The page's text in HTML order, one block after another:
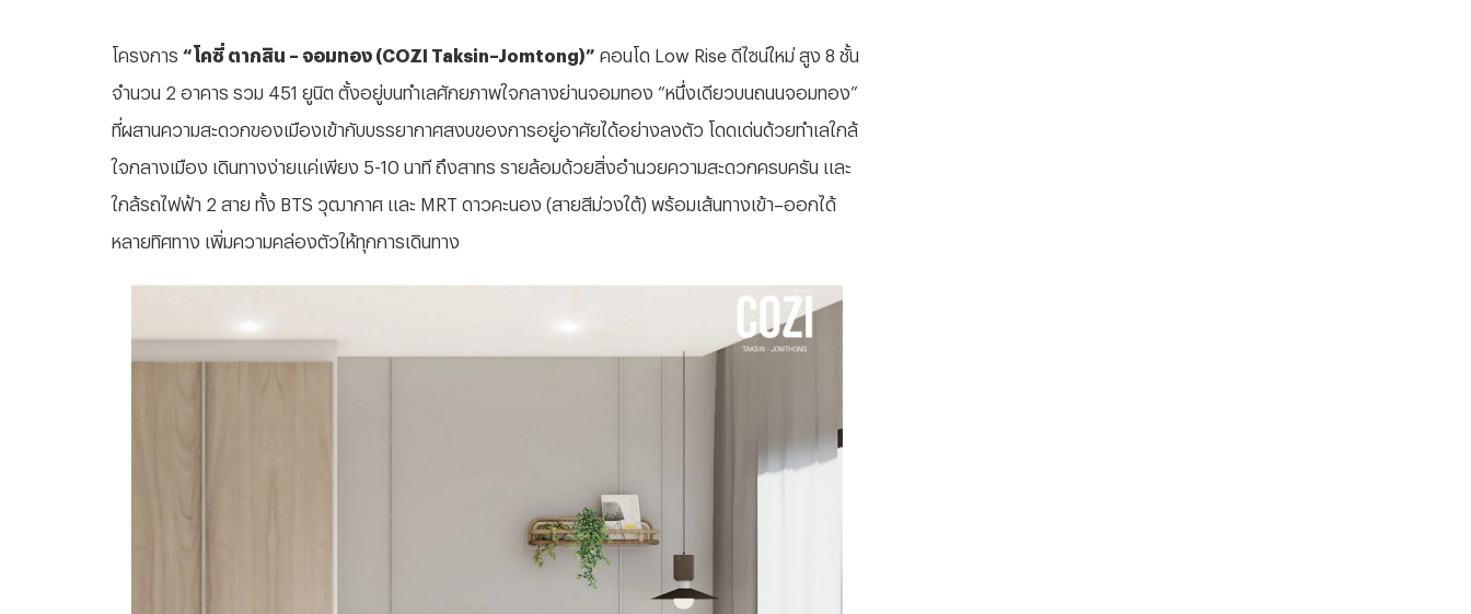
โครงการ “โคซี่ ตากสิน – จอมทอง (COZI Taksin–Jomtong)” คอนโด Low Rise ดีไซน์ใหม่ สูง 8 ชั้น
จำนวน 2 อาคาร รวม 451 ยูนิต ตั้งอยู่บนทำเลศักยภาพใจกลางย่านจอมทอง “หนึ่งเดียวบนถนนจอมทอง”
ที่ผสานความสะดวกของเมืองเข้ากับบรรยากาศสงบของการอยู่อาศัยได้อย่างลงตัว โดดเด่นด้วยทำเลใกล้
ใจกลางเมือง เดินทางง่ายแค่เพียง 5-10 นาที ถึงสาทร รายล้อมด้วยสิ่งอำนวยความสะดวกครบครัน และ
ใกล้รถไฟฟ้า 2 สาย ทั้ง BTS วุฒากาศ และ MRT ดาวคะนอง (สายสีม่วงใต้) พร้อมเส้นทางเข้า–ออกได้
หลายทิศทาง เพิ่มความคล่องตัวให้ทุกการเดินทาง